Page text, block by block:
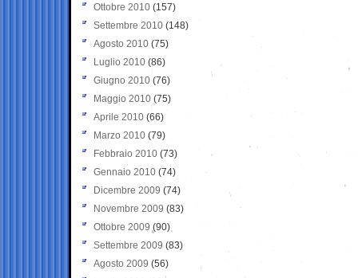
Ottobre 2010 (157)
Settembre 2010 (148)
Agosto 2010 (75)
Luglio 2010 (86)
Giugno 2010 (76)
Maggio 2010 (75)
Aprile 2010 (66)
Marzo 2010 (79)
Febbraio 2010 (73)
Gennaio 2010 (74)
Dicembre 2009 (74)
Novembre 2009 (83)
Ottobre 2009 (90)
Settembre 2009 (83)
Agosto 2009 (56)